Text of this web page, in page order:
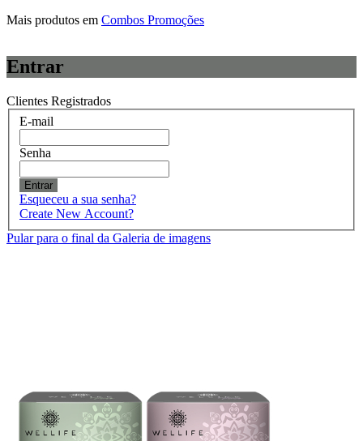
Mais produtos em Combos Promoções
Entrar
Clientes Registrados
E-mail
Senha
Entrar
Esqueceu a sua senha?
Create New Account?
Pular para o final da Galeria de imagens